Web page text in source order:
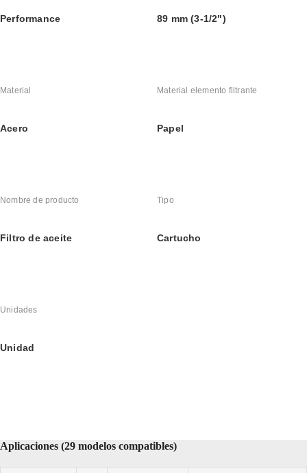
Performance 89 mm (3-1/2")
Material
Acero
Material elemento filtrante
Papel
Nombre de producto
Filtro de aceite
Tipo
Cartucho
Unidades
Unidad
Aplicaciones (29 modelos compatibles)